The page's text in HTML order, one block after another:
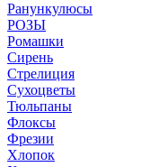
Ранункулюсы
РОЗЫ
Ромашки
Сирень
Стрелиция
Сухоцветы
Тюльпаны
Флоксы
Фрезии
Хлопок